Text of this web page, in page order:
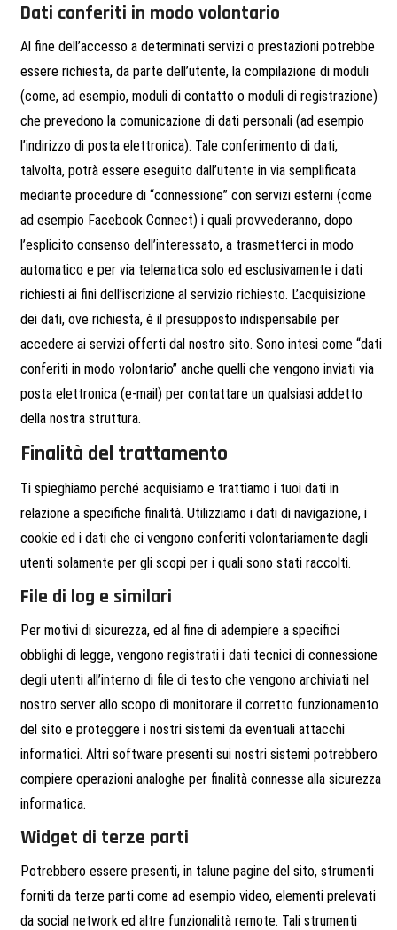
Dati conferiti in modo volontario
Al fine dell’accesso a determinati servizi o prestazioni potrebbe
essere richiesta, da parte dell’utente, la compilazione di moduli
(come, ad esempio, moduli di contatto o moduli di registrazione)
che prevedono la comunicazione di dati personali (ad esempio
l’indirizzo di posta elettronica). Tale conferimento di dati,
talvolta, potrà essere eseguito dall’utente in via semplificata
mediante procedure di “connessione” con servizi esterni (come
ad esempio Facebook Connect) i quali provvederanno, dopo
l’esplicito consenso dell’interessato, a trasmetterci in modo
automatico e per via telematica solo ed esclusivamente i dati
richiesti ai fini dell’iscrizione al servizio richiesto. L’acquisizione
dei dati, ove richiesta, è il presupposto indispensabile per
accedere ai servizi offerti dal nostro sito. Sono intesi come “dati
conferiti in modo volontario” anche quelli che vengono inviati via
posta elettronica (e-mail) per contattare un qualsiasi addetto
della nostra struttura.
Finalità del trattamento
Ti spieghiamo perché acquisiamo e trattiamo i tuoi dati in
relazione a specifiche finalità. Utilizziamo i dati di navigazione, i
cookie ed i dati che ci vengono conferiti volontariamente dagli
utenti solamente per gli scopi per i quali sono stati raccolti.
File di log e similari
Per motivi di sicurezza, ed al fine di adempiere a specifici
obblighi di legge, vengono registrati i dati tecnici di connessione
degli utenti all’interno di file di testo che vengono archiviati nel
nostro server allo scopo di monitorare il corretto funzionamento
del sito e proteggere i nostri sistemi da eventuali attacchi
informatici. Altri software presenti sui nostri sistemi potrebbero
compiere operazioni analoghe per finalità connesse alla sicurezza
informatica.
Widget di terze parti
Potrebbero essere presenti, in talune pagine del sito, strumenti
forniti da terze parti come ad esempio video, elementi prelevati
da social network ed altre funzionalità remote. Tali strumenti